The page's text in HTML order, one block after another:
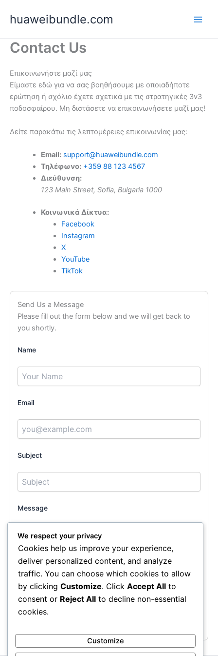
huaweibundle.com
Contact Us
Επικοινωνήστε μαζί μας
Είμαστε εδώ για να σας βοηθήσουμε με οποιαδήποτε
ερώτηση ή σχόλιο έχετε σχετικά με τις στρατηγικές 3v3
ποδοσφαίρου. Μη διστάσετε να επικοινωνήσετε μαζί μας!
Δείτε παρακάτω τις λεπτομέρειες επικοινωνίας μας:
Email: support@huaweibundle.com
Τηλέφωνο: +359 88 123 4567
Διεύθυνση:
123 Main Street, Sofia, Bulgaria 1000
Κοινωνικά Δίκτυα:
Facebook
Instagram
X
YouTube
TikTok
Send Us a Message
Please fill out the form below and we will get back to
you shortly.
Name
Email
Subject
Message
We respect your privacy
Cookies help us improve your experience,
deliver personalized content, and analyze
traffic. You can choose which cookies to allow
by clicking Customize. Click Accept All to
consent or Reject All to decline non-essential
cookies.
Customize